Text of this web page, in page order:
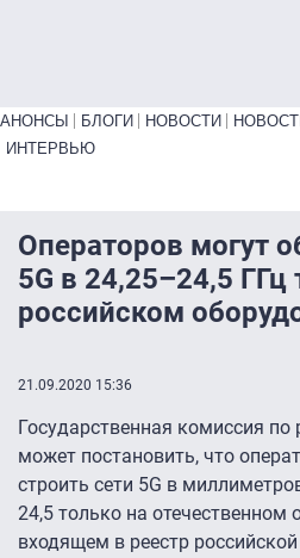
Primary links bottom
АНОНСЫ БЛОГИ НОВОСТИ
ИНТЕРВЬЮ
Операторов могут
5G в 24,25–24,5 ГГц
российском
21.09.2020 15:36
Государственная комиссия
может постановить, что
строить сети 5G в
24,5 только на отечественном
входящем в реестр